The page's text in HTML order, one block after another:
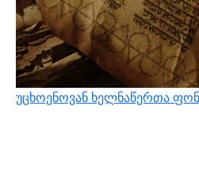
უცხოენოვან ხელნაწერთა